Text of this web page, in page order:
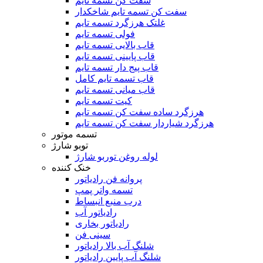
سفت کن تسمه تایم شاخکدار
غلتک هرزگرد تسمه تایم
فولی تسمه تایم
قاب بالایی تسمه تایم
قاب پایینی تسمه تایم
قاب پیج دار تسمه تایم
قاب تسمه تایم کامل
قاب میانی تسمه تایم
کیت تسمه تایم
هرزگرد ساده سفت کن تسمه تایم
هرزگرد شیاردار سفت کن تسمه تایم
تسمه موتور
توبو شارژ
لوله روغن توربو شارژ
خنک کننده
پروانه فن رادیاتور
تسمه واتر پمپ
درب منبع انبساط
رادیاتور آب
رادیاتور بخاری
سینی فن
شلنگ آب بالا رادیاتور
شلنگ آب پایین رادیاتور